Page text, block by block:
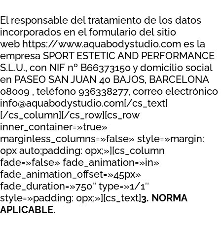
El responsable del tratamiento de los datos
incorporados en el formulario del sitio
web https://www.aquabodystudio.com es la
empresa SPORT ESTETIC AND PERFORMANCE
S.L.U., con NIF nº B66373150 y domicilio social
en PASEO SAN JUAN 40 BAJOS, BARCELONA
08009 , teléfono 936338277, correo electrónico
info@aquabodystudio.com[/cs_text]
[/cs_column][/cs_row][cs_row
inner_container=»true»
marginless_columns=»false» style=»margin:
0px auto;padding: 0px;»][cs_column
fade=»false» fade_animation=»in»
fade_animation_offset=»45px»
fade_duration=»750″ type=»1/1″
style=»padding: 0px;»][cs_text]3. NORMA
APLICABLE.